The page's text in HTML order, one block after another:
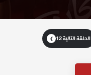
الحلقة التالية 12 ❯